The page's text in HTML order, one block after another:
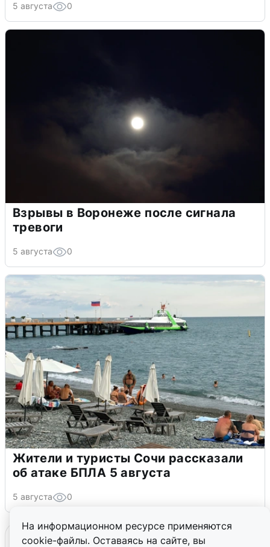
На информационном ресурсе применяются
cookie-файлы. Оставаясь на сайте, вы
5 августа 0
Взрывы в Воронеже после сигнала
тревоги
5 августа 0
Жители и туристы Сочи рассказали
об атаке БПЛА 5 августа
5 августа 0